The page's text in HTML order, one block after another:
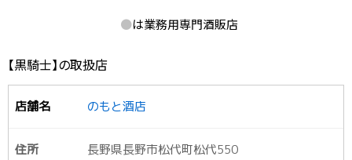
●は業務用専門酒販店
【黒騎士】の取扱店
のもと酒店
長野県長野市松代町松代550